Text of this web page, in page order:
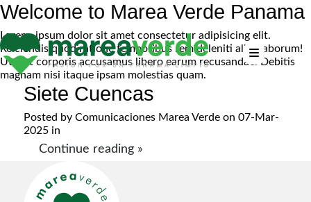
Welcome to Marea Verde Panama
Lorem, ipsum dolor sit amet consectetur adipisicing elit.
Reiciendis quod ratione temporibus rem deleniti alias laborum!
Ut sint corporis accusamus libero earum recusandae. Debitis
magnam nisi itaque ipsam molestias quam.
Siete Cuencas
Posted by Comunicaciones Marea Verdeon 07-Mar-
2025 in
Continue reading »